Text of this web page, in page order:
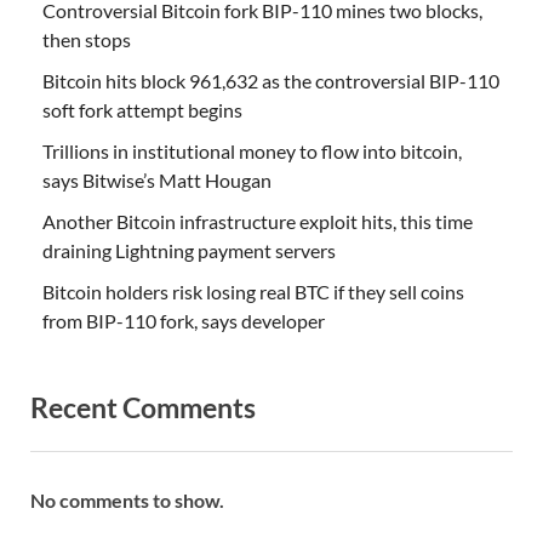
Controversial Bitcoin fork BIP-110 mines two blocks,
then stops
Bitcoin hits block 961,632 as the controversial BIP-110
soft fork attempt begins
Trillions in institutional money to flow into bitcoin,
says Bitwise’s Matt Hougan
Another Bitcoin infrastructure exploit hits, this time
draining Lightning payment servers
Bitcoin holders risk losing real BTC if they sell coins
from BIP-110 fork, says developer
Recent Comments
No comments to show.